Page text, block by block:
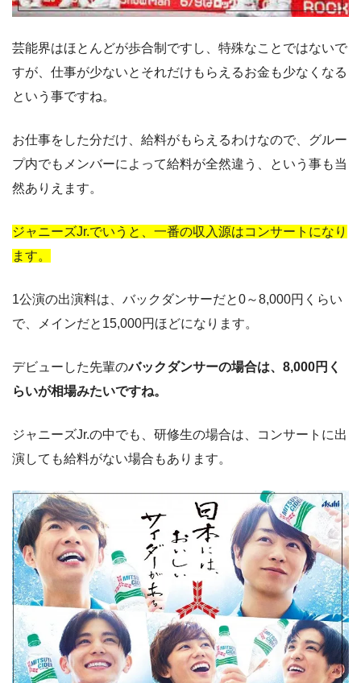
芸能界はほとんどが歩合制ですし、特殊なことではないで
すが、仕事が少ないとそれだけもらえるお金も少なくなる
という事ですね。
お仕事をした分だけ、給料がもらえるわけなので、グルー
プ内でもメンバーによって給料が全然違う、という事も当
然ありえます。
ジャニーズJr.でいうと、一番の収入源はコンサートになり
ます。
1公演の出演料は、バックダンサーだと0～8,000円くらい
で、メインだと15,000円ほどになります。
デビューした先輩のバックダンサーの場合は、8,000円く
らいが相場みたいですね。
ジャニーズJr.の中でも、研修生の場合は、コンサートに出
演しても給料がない場合もあります。